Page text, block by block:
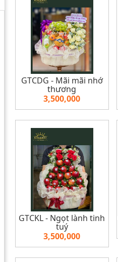
GTCDG - Mãi mãi nhớ
thương
3,500,000
GTCKL - Ngọt lành tinh
tuý
3,500,000